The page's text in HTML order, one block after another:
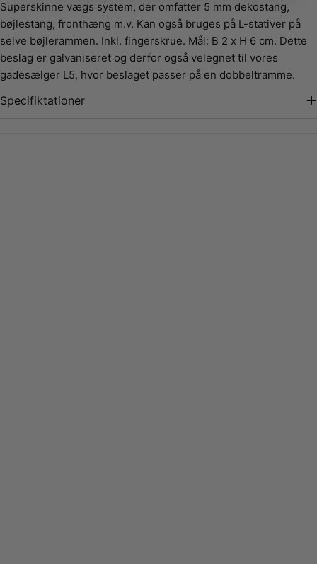
Superskinne vægs system, der omfatter 5 mm dekostang,
bøjlestang, fronthæng m.v. Kan også bruges på L-stativer på
selve bøjlerammen. Inkl. fingerskrue. Mål: B 2 x H 6 cm. Dette
beslag er galvaniseret og derfor også velegnet til vores
gadesælger L5, hvor beslaget passer på en dobbeltramme.
Specifiktationer